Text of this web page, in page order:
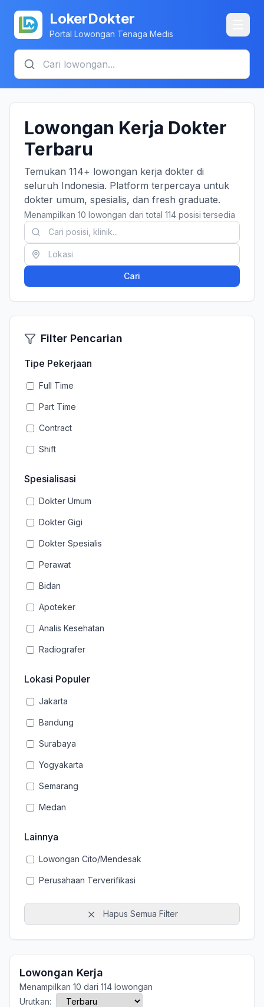
LokerDokter
Portal Lowongan Tenaga Medis
Lowongan Kerja Dokter
Terbaru
Temukan 114+ lowongan kerja dokter di
seluruh Indonesia. Platform terpercaya untuk
dokter umum, spesialis, dan fresh graduate.
Menampilkan 10 lowongan dari total 114 posisi tersedia
Cari
Filter Pencarian
Tipe Pekerjaan
Full Time
Part Time
Contract
Shift
Spesialisasi
Dokter Umum
Dokter Gigi
Dokter Spesialis
Perawat
Bidan
Apoteker
Analis Kesehatan
Radiografer
Lokasi Populer
Jakarta
Bandung
Surabaya
Yogyakarta
Semarang
Medan
Lainnya
Lowongan Cito/Mendesak
Perusahaan Terverifikasi
Hapus Semua Filter
Lowongan Kerja
Menampilkan 10 dari 114 lowongan
Urutkan: